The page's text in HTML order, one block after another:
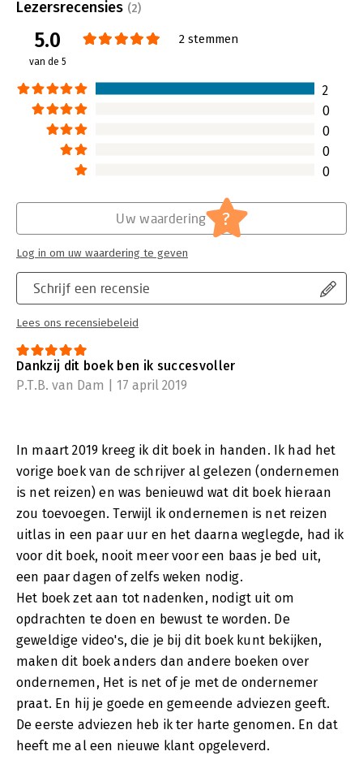
Uitgever:
Uitgeverij Het Boekenschap
Verschijningsdatum:
17-11-2025
Hoofdrubriek:
Lezersrecensies (2)
5.0
van de 5
2 stemmen
2
0
0
0
0
Schrijf een recensie
Lees ons recensiebeleid
Uw waardering ?
Log in om uw waardering te geven
Dankzij dit boek ben ik succesvoller
P.T.B. van Dam | 17 april 2019
In maart 2019 kreeg ik dit boek in handen. Ik had het
vorige boek van de schrijver al gelezen (ondernemen
is net reizen) en was benieuwd wat dit boek hieraan
zou toevoegen. Terwijl ik ondernemen is net reizen
uitlas in een paar uur en het daarna weglegde, had ik
voor dit boek, nooit meer voor een baas je bed uit,
een paar dagen of zelfs weken nodig.
Het boek zet aan tot nadenken, nodigt uit om
opdrachten te doen en bewust te worden. De
geweldige video's, die je bij dit boek kunt bekijken,
maken dit boek anders dan andere boeken over
ondernemen, Het is net of je met de ondernemer
praat. En hij je goede en gemeende adviezen geeft.
De eerste adviezen heb ik ter harte genomen. En dat
heeft me al een nieuwe klant opgeleverd.